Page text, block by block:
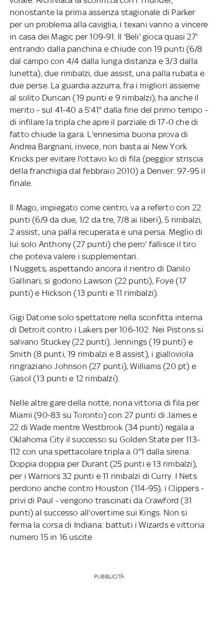
nonostante la prima assenza stagionale di Parker
per un problema alla caviglia, i texani vanno a vincere
in casa dei Magic per 109-91. Il 'Beli' gioca quasi 27'
entrando dalla panchina e chiude con 19 punti (6/8
dal campo con 4/4 dalla lunga distanza e 3/3 dalla
lunetta), due rimbalzi, due assist, una palla rubata e
due perse. La guardia azzurra, fra i migliori assieme
al solito Duncan (19 punti e 9 rimbalzi), ha anche il
merito - sul 41-40 a 5'41" dalla fine del primo tempo -
di infilare la tripla che apre il parziale di 17-0 che di
fatto chiude la gara. L'ennesima buona prova di
Andrea Bargnani, invece, non basta ai New York
Knicks per evitare l'ottavo ko di fila (peggior striscia
della franchigia dal febbraio 2010) a Denver: 97-95 il
finale.
Il Mago, impiegato come centro, va a referto con 22
punti (6/9 da due, 1/2 da tre, 7/8 ai liberi), 5 rimbalzi,
2 assist, una palla recuperata e una persa. Meglio di
lui solo Anthony (27 punti) che pero' fallisce il tiro
che poteva valere i supplementari.
I Nuggets, aspettando ancora il rientro di Danilo
Gallinari, si godono Lawson (22 punti), Foye (17
punti) e Hickson (13 punti e 11 rimbalzi).
Gigi Datome solo spettatore nella sconfitta interna
di Detroit contro i Lakers per 106-102. Nei Pistons si
salvano Stuckey (22 punti), Jennings (19 punti) e
Smith (8 punti, 19 rimbalzi e 8 assist), i gialloviola
ringraziano Johnson (27 punti), Williams (20 pt) e
Gasol (13 punti e 12 rimbalzi).
Nelle altre gare della notte, nona vittoria di fila per
Miami (90-83 su Toronto) con 27 punti di James e
22 di Wade mentre Westbrook (34 punti) regala a
Oklahoma City il successo su Golden State per 113-
112 con una spettacolare tripla a 0"1 dalla sirena.
Doppia doppia per Durant (25 punti e 13 rimbalzi),
per i Warriors 32 punti e 11 rimbalzi di Curry. I Nets
perdono anche contro Houston (114-95), i Clippers -
privi di Paul - vengono trascinati da Crawford (31
punti) al successo all'overtime sui Kings. Non si
ferma la corsa di Indiana: battuti i Wizards e vittoria
numero 15 in 16 uscite
PUBBLICITÀ